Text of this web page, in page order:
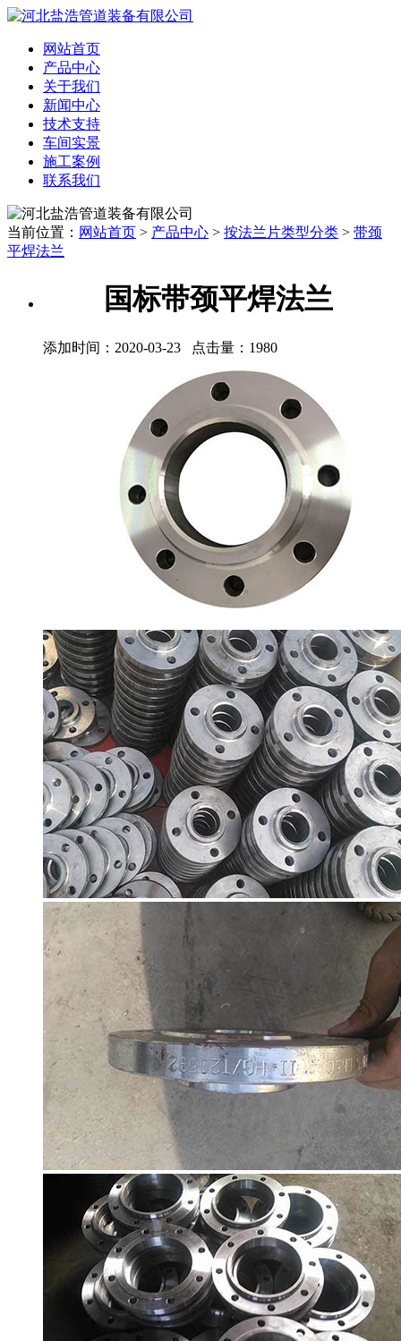
网站首页
产品中心
关于我们
新闻中心
技术支持
车间实景
施工案例
联系我们
当前位置： 网站首页 > 产品中心 > 按法兰片类型分类 > 带颈
平焊法兰
国标带颈平焊法兰
添加时间：2020-03-23 点击量： 1980